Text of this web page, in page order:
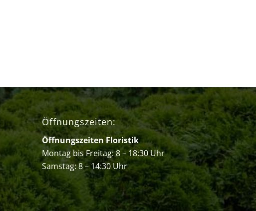
Öffnungszeiten:
Öffnungszeiten Floristik
Montag bis Freitag: 8 – 18:30 Uhr
Samstag: 8 – 14:30 Uhr